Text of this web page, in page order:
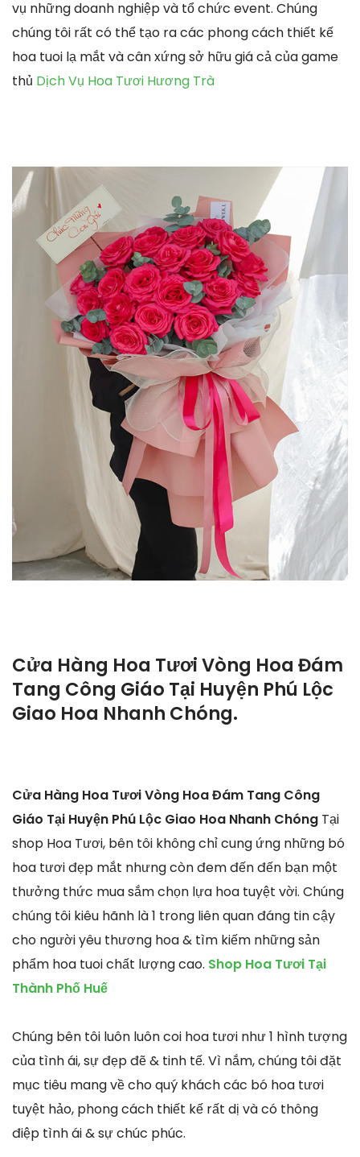
vụ những doanh nghiệp và tổ chức event. Chúng
chúng tôi rất có thể tạo ra các phong cách thiết kế
hoa tuoi lạ mắt và cân xứng sở hữu giá cả của game
thủ Dịch Vụ Hoa Tươi Hương Trà
Cửa Hàng Hoa Tươi Vòng Hoa Đám
Tang Công Giáo Tại Huyện Phú Lộc
Giao Hoa Nhanh Chóng.
Cửa Hàng Hoa Tươi Vòng Hoa Đám Tang Công
Giáo Tại Huyện Phú Lộc Giao Hoa Nhanh Chóng Tại
shop Hoa Tươi, bên tôi không chỉ cung ứng những bó
hoa tươi đẹp mắt nhưng còn đem đến đến bạn một
thưởng thức mua sắm chọn lựa hoa tuyệt vời. Chúng
chúng tôi kiêu hãnh là 1 trong liên quan đáng tin cậy
cho người yêu thương hoa & tìm kiếm những sản
phẩm hoa tuoi chất lượng cao. Shop Hoa Tươi Tại
Thành Phố Huế
Chúng bên tôi luôn luôn coi hoa tươi như 1 hình tượng
của tình ái, sự đẹp đẽ & tinh tế. Vì nắm, chúng tôi đặt
mục tiêu mang về cho quý khách các bó hoa tươi
tuyệt hảo, phong cách thiết kế rất dị và có thông
điệp tình ái & sự chúc phúc.